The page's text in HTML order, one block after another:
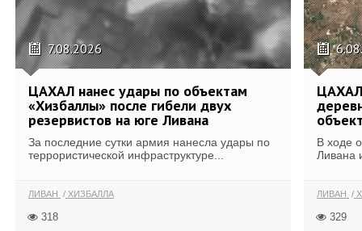
7.08.2026
ЦАХАЛ нанес удары по объектам
«Хизбаллы» после гибели двух
резервистов на юге Ливана
За последние сутки армия нанесла удары по
террористической инфраструктуре...
ЛИВАН ХИЗБАЛЛА
318
В ходе
Ливана
ЛИВАН
329